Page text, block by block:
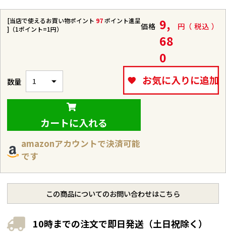
[当店で使えるお買い物ポイント 97ポイント進呈
]（1ポイント=1円）
価格 9,
68
0
税込
お気に入りに追加
カートに入れる
amazonアカウントで決済可能
です
10時までの注文で即日発送（土日祝除く）
この商品についてのお問い合わせはこちら